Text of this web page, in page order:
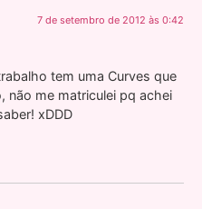
7 de setembro de 2012 às 0:42
tem uma Curves que
não me matriculei pq achei
xDDD